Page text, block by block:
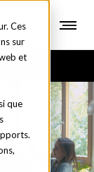
Ces
sur
et
que